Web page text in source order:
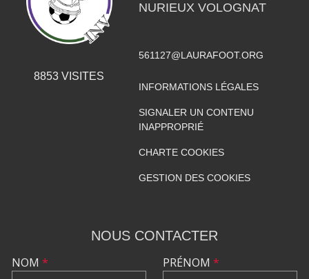
8853 VISITES
NURIEUX VOLOGNAT
561127@LAURAFOOT.ORG
INFORMATIONS LÉGALES
SIGNALER UN CONTENU
INAPPROPRIÉ
CHARTE COOKIES
GESTION DES COOKIES
NOUS CONTACTER
NOM * PRÉNOM *